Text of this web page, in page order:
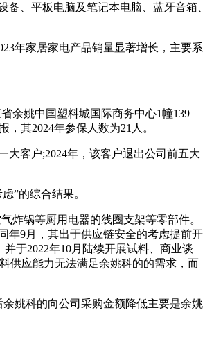
、平板电脑及笔记本电脑、蓝牙音箱、
年家居家电产品销量显著增长，主要系
余姚中国塑料城国际商务中心1幢139
其2024年参保人数为21人。
大客户;2024年，该客户退出公司前五大
”的综合结果。
炸锅等厨用电器的线圈支架等零部件。
年9月，其出于供应链安全的考虑提前开
于2022年10月陆续开展试料、商业谈
供应能力无法满足余姚科的的需求，而
姚科的向公司采购金额降低主要是余姚